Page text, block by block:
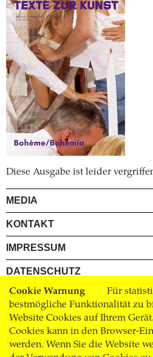
Cookie Warnung
Für
bestmögliche Funktionalität zu
Website Cookies auf Ihrem
Cookies kann in den Browser-
werden. Wenn Sie die Website
Diese Ausgabe ist leider
MEDIA
KONTAKT
IMPRESSUM
DATENSCHUTZ
AGB
VERSAND
BUCHHANDEL